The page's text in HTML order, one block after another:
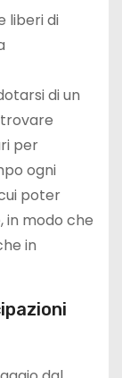
liberi di
di un
per
ogni
poter
in modo che
in